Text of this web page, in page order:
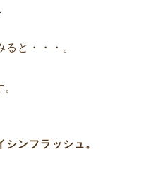
と・・・。
ンフラッシュ。